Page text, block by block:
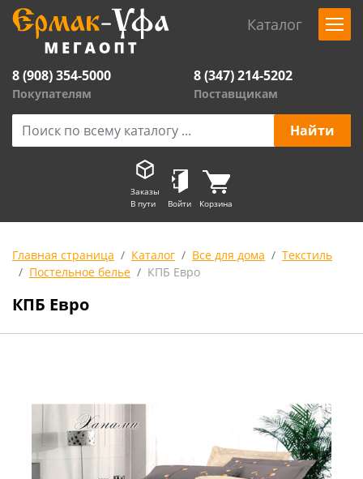
Каталог
8 (908) 354-5000
Покупателям
8 (347) 214-5202
Поставщикам
Заказы
В пути
Войти Корзина
Главная страница Каталог Все для дома
Текстиль
Постельное белье
КПБ Евро
КПБ Евро